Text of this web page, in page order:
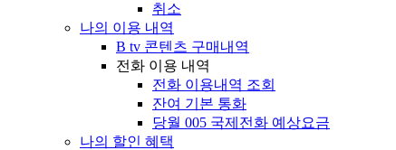
취소
나의 이용 내역
B tv 콘텐츠 구매내역
전화 이용 내역
전화 이용내역 조회
잔여 기본 통화
당월 005 국제전화 예상요금
나의 할인 혜택